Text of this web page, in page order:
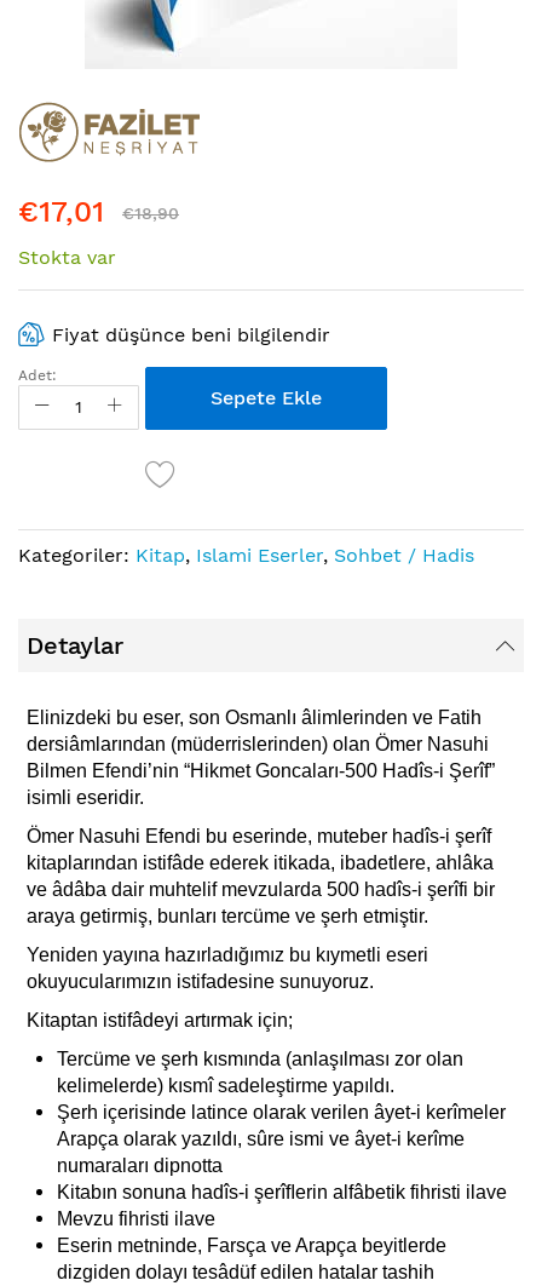
galerisinin
başına
€17,01 €18,90
Stokta var
Fiyat düşünce beni bilgilendir
Adet:
Sepete Ekle
Kategoriler: Kitap, Islami Eserler, Sohbet / Hadis
Detaylar
Elinizdeki bu eser, son Osmanlı âlimlerinden ve Fatih
dersiâmlarından (müderrislerinden) olan Ömer Nasuhi
Bilmen Efendi’nin “Hikmet Goncaları-500 Hadîs-i Şerîf”
isimli eseridir.
Ömer Nasuhi Efendi bu eserinde, muteber hadîs-i şerîf
kitaplarından istifâde ederek itikada, ibadetlere, ahlâka
ve âdâba dair muhtelif mevzularda 500 hadîs-i şerîfi bir
araya getirmiş, bunları tercüme ve şerh etmiştir.
Yeniden yayına hazırladığımız bu kıymetli eseri
okuyucularımızın istifadesine sunuyoruz.
Kitaptan istifâdeyi artırmak için;
Tercüme ve şerh kısmında (anlaşılması zor olan
kelimelerde) kısmî sadeleştirme yapıldı.
Şerh içerisinde latince olarak verilen âyet-i kerîmeler
Arapça olarak yazıldı, sûre ismi ve âyet-i kerîme
numaraları dipnotta
Kitabın sonuna hadîs-i şerîﬂerin alfâbetik fihristi ilave
Mevzu fihristi ilave
Eserin metninde, Farsça ve Arapça beyitlerde
dizgiden dolayı tesâdüf edilen hatalar tashih